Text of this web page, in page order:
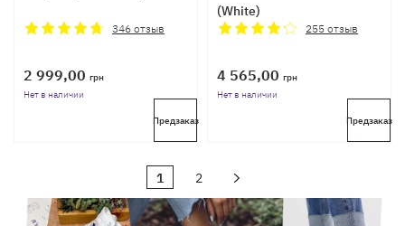
346отзыв
2 999,00 грн
Нет в наличии
Предзаказ
(White)
255отзыв
4 565,00 грн
Нет в наличии
Предзаказ
1 2